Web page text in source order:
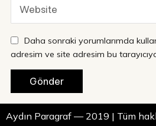
Daha sonraki yorumlarımda
adresim ve site adresim bu
Aydın Paragraf — 2019 | Tüm